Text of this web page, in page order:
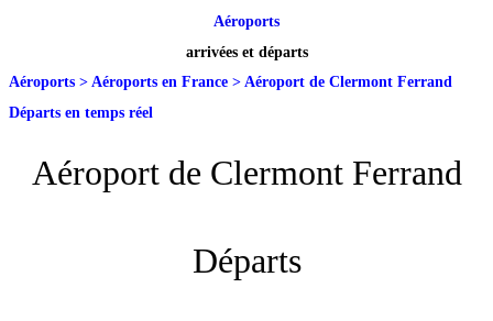
Aéroports
arrivées et départs
Aéroports > Aéroports en France > Aéroport de Clermont Ferrand
Départs en temps réel
Aéroport de Clermont Ferrand
Départs